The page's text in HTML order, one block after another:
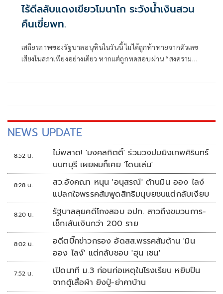
ไร้ดีลลับแดงเขียวโมนาโก ระวังน้ำเงินสวน
คืนเขี่ยพท.
เสถียรภาพของรัฐบาลอนุทินในวันนี้ ไม่ได้ถูกท้าทายจากตัวเลข
เสียงในสภาเพียงอย่างเดียว หากแต่ถูกทดสอบผ่าน “สงคราม
NEWS UPDATE
8:52 น.
ไม่พลาด! 'มงคลกิตติ์' ร่วมวงปมยิงเทพศิรินทร์
นนทบุรี เผยผมก็เคย 'โดนเล่น'
8:28 น.
สว.อังคณา หนุน 'อนุสรณ์' ต้านมิน ออง ไลง์
แปลกใจพรรคส้มพูดสิทธิมนุษยชนแต่กลับเงียบ
8:20 น.
รัฐบาลลุยคดีโกงสอบ อปท. สาวถึงขบวนการ-
เช็กเส้นเงินกว่า 200 ราย
8:02 น.
อดีตบิ๊กข่าวกรอง อัดสส.พรรคส้มต้าน 'มิน
ออง ไลง์' แต่กลับชอบ 'ฮุน เซน'
7:52 น.
เปิดนาที ม.3 ก่อนก่อเหตุในโรงเรียน หยิบปืน
จากตู้เสื้อผ้า ยิงปู่-ย่าคาบ้าน